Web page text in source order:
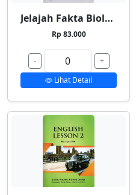
Jelajah Fakta Biologi 2
Rp 83.000
-
+
Lihat Detail